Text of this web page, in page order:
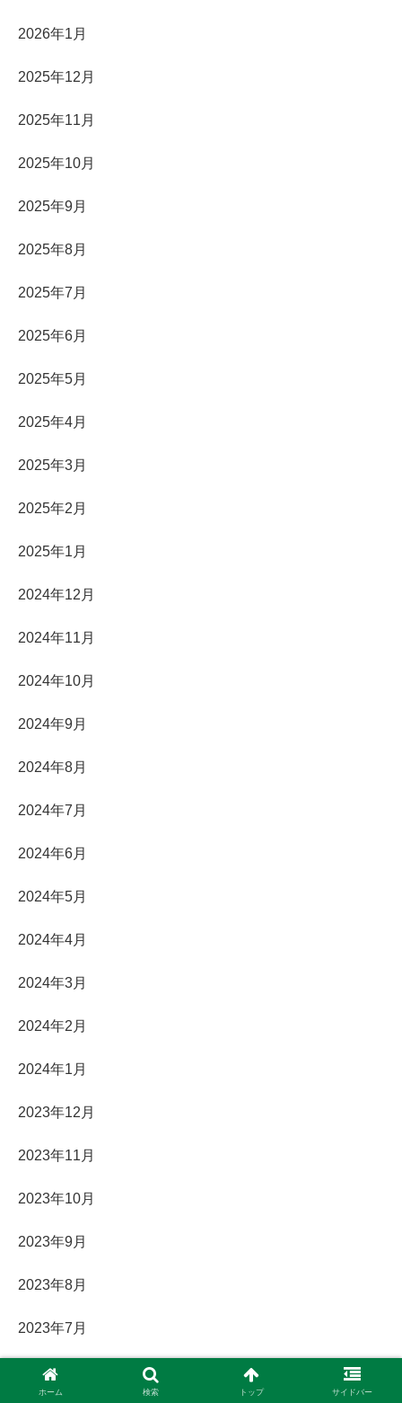
2026年1月
2025年12月
2025年11月
2025年10月
2025年9月
2025年8月
2025年7月
2025年6月
2025年5月
2025年4月
2025年3月
2025年2月
2025年1月
2024年12月
2024年11月
2024年10月
2024年9月
2024年8月
2024年7月
2024年6月
2024年5月
2024年4月
2024年3月
2024年2月
2024年1月
2023年12月
2023年11月
2023年10月
2023年9月
2023年8月
2023年7月
2023年6月
ホーム 検索 トップ サイドバー